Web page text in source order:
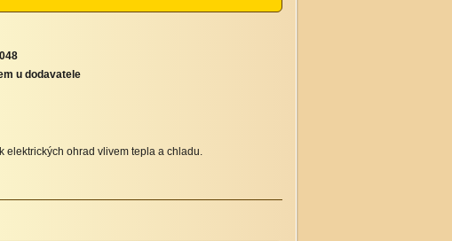
u dodavatele
elektrických ohrad vlivem tepla a chladu.